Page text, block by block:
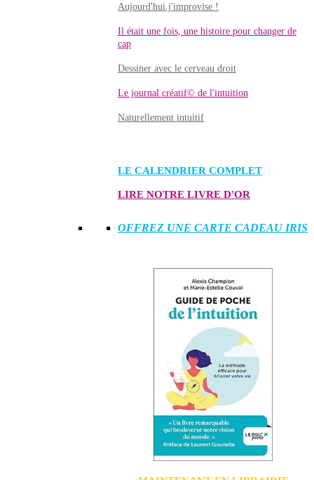
Aujourd'hui j'improvise !
Il était une fois, une histoire pour changer de
cap
Dessiner avec le cerveau droit
Le journal créatif© de l'intuition
Naturellement intuitif
LE CALENDRIER COMPLET
LIRE NOTRE LIVRE D'OR
OFFREZ UNE CARTE CADEAU IRIS